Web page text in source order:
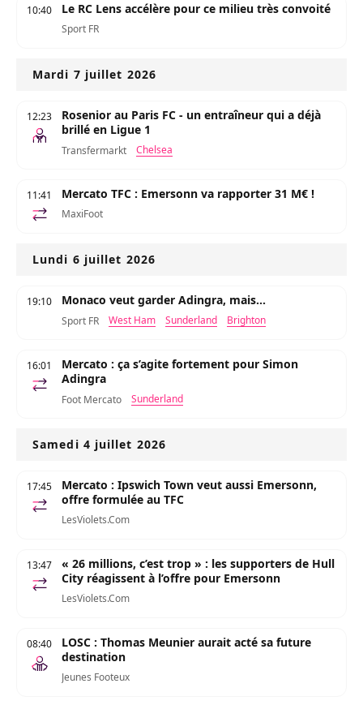
10:40 Le RC Lens accélère pour ce milieu très convoité
Sport FR
Mardi 7 juillet 2026
12:23
Rosenior au Paris FC - un entraîneur qui a déjà
brillé en Ligue 1
Transfermarkt Chelsea
11:41 Mercato TFC : Emersonn va rapporter 31 M€ !
MaxiFoot
Lundi 6 juillet 2026
19:10 Monaco veut garder Adingra, mais...
Sport FR West Ham Sunderland Brighton
16:01
Mercato : ça s’agite fortement pour Simon
Adingra
Foot Mercato Sunderland
Samedi 4 juillet 2026
17:45
Mercato : Ipswich Town veut aussi Emersonn,
offre formulée au TFC
LesViolets.Com
13:47
« 26 millions, c’est trop » : les supporters de Hull
City réagissent à l’offre pour Emersonn
LesViolets.Com
08:40
LOSC : Thomas Meunier aurait acté sa future
destination
Jeunes Footeux